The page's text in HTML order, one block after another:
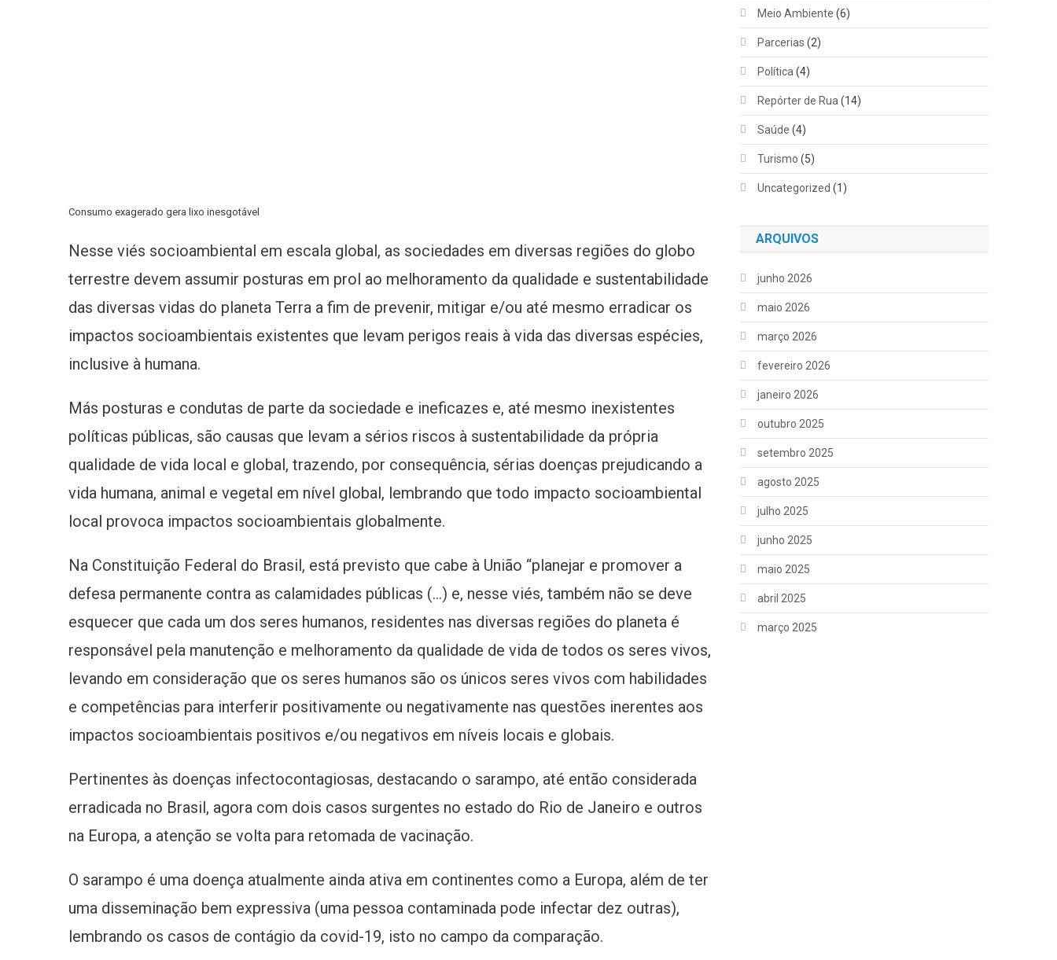
Consumo exagerado gera lixo inesgotável
Nesse viés socioambiental em escala global, as sociedades em diversas regiões do globo
terrestre devem assumir posturas em prol ao melhoramento da qualidade e sustentabilidade
das diversas vidas do planeta Terra a fim de prevenir, mitigar e/ou até mesmo erradicar os
impactos socioambientais existentes que levam perigos reais à vida das diversas espécies,
inclusive à humana.
Más posturas e condutas de parte da sociedade e ineficazes e, até mesmo inexistentes
políticas públicas, são causas que levam a sérios riscos à sustentabilidade da própria
qualidade de vida local e global, trazendo, por consequência, sérias doenças prejudicando a
vida humana, animal e vegetal em nível global, lembrando que todo impacto socioambiental
local provoca impactos socioambientais globalmente.
Na Constituição Federal do Brasil, está previsto que cabe à União “planejar e promover a
defesa permanente contra as calamidades públicas (…) e, nesse viés, também não se deve
esquecer que cada um dos seres humanos, residentes nas diversas regiões do planeta é
responsável pela manutenção e melhoramento da qualidade de vida de todos os seres vivos,
levando em consideração que os seres humanos são os únicos seres vivos com habilidades
e competências para interferir positivamente ou negativamente nas questões inerentes aos
impactos socioambientais positivos e/ou negativos em níveis locais e globais.
Pertinentes às doenças infectocontagiosas, destacando o sarampo, até então considerada
erradicada no Brasil, agora com dois casos surgentes no estado do Rio de Janeiro e outros
na Europa, a atenção se volta para retomada de vacinação.
O sarampo é uma doença atualmente ainda ativa em continentes como a Europa, além de ter
uma disseminação bem expressiva (uma pessoa contaminada pode infectar dez outras),
lembrando os casos de contágio da covid-19, isto no campo da comparação.
Meio Ambiente (6)
Parcerias (2)
Política (4)
Repórter de Rua (14)
Saúde (4)
Turismo (5)
Uncategorized (1)
ARQUIVOS
junho 2026
maio 2026
março 2026
fevereiro 2026
janeiro 2026
outubro 2025
setembro 2025
agosto 2025
julho 2025
junho 2025
maio 2025
abril 2025
março 2025